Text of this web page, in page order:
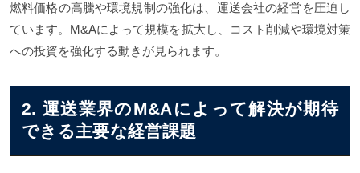
燃料価格の高騰や環境規制の強化は、運送会社の経営を圧迫し
ています。M&Aによって規模を拡大し、コスト削減や環境対策
への投資を強化する動きが見られます。
2. 運送業界のM&Aによって解決が期待
できる主要な経営課題